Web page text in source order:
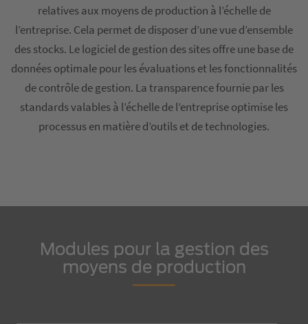
relatives aux moyens de production à l’échelle de
l’entreprise. Cela permet de disposer d’une vue d’ensemble
des stocks. Le logiciel de gestion des sites offre une base de
données optimale pour les évaluations et les fonctionnalités
de contrôle de gestion. La transparence fournie par les
standards valables à l’échelle de l’entreprise optimise les
processus en matière d’outils et de technologies.
Modules pour la gestion des
moyens de production